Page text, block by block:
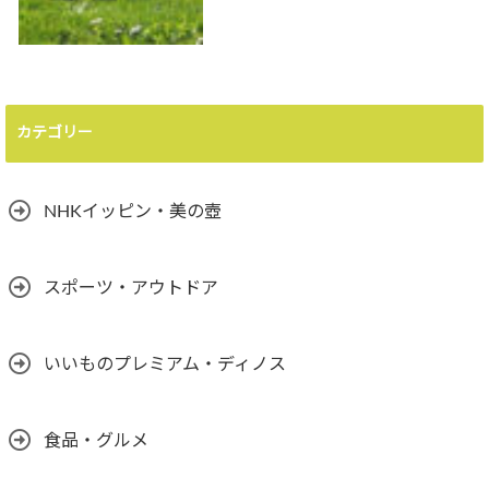
カテゴリー
NHKイッピン・美の壺
スポーツ・アウトドア
いいものプレミアム・ディノス
食品・グルメ